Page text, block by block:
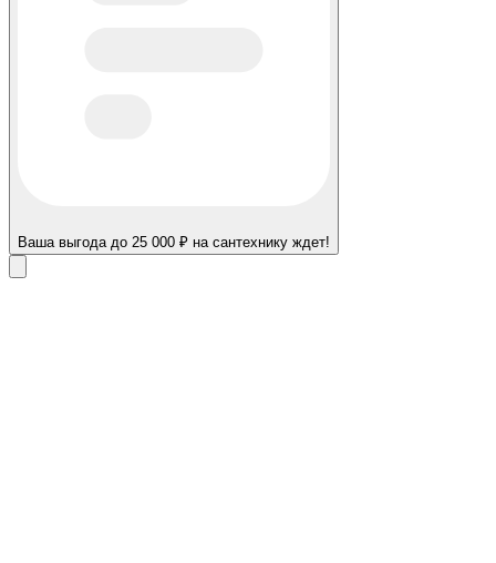
Ваша выгода до 25 000 ₽ на сантехнику ждет!